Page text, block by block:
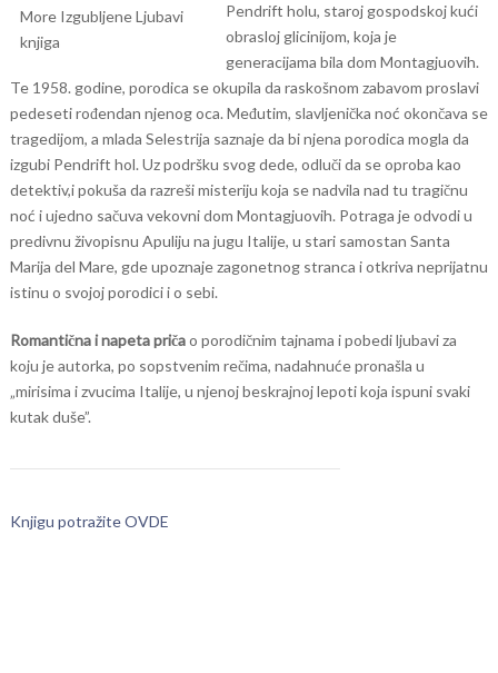
Pendrift holu, staroj gospodskoj kući
obrasloj glicinijom, koja je
generacijama bila dom Montagjuovih.
Te 1958. godine, porodica se okupila da raskošnom zabavom proslavi
pedeseti rođendan njenog oca. Međutim, slavljenička noć okončava se
tragedijom, a mlada Selestrija saznaje da bi njena porodica mogla da
izgubi Pendrift hol. Uz podršku svog dede, odluči da se oproba kao
detektiv,i pokuša da razreši misteriju koja se nadvila nad tu tragičnu
noć i ujedno sačuva vekovni dom Montagjuovih. Potraga je odvodi u
predivnu živopisnu Apuliju na jugu Italije, u stari samostan Santa
Marija del Mare, gde upoznaje zagonetnog stranca i otkriva neprijatnu
istinu o svojoj porodici i o sebi.
Romantična i napeta pričao porodičnim tajnama i pobedi ljubavi za
koju je autorka, po sopstvenim rečima, nadahnuće pronašla u
„mirisima i zvucima Italije, u njenoj beskrajnoj lepoti koja ispuni svaki
kutak duše”.
Knjigu potražite OVDE